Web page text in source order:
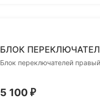
БЛОК
Блок переключателей
5 100 ₽